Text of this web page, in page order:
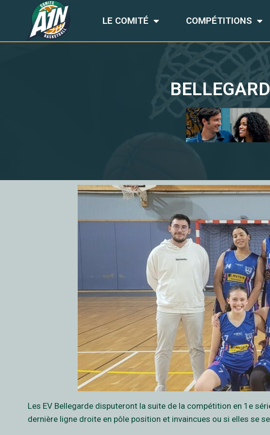
LE COMITÉ COMPÉTITIONS
Les EV Bellegarde disputeront la suite de la compétition en 1e
dernière ligne droite en pôle position et invaincues ou si elles se